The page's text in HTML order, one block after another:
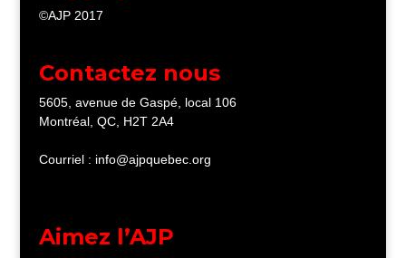
©AJP 2017
Contactez nous
5605, avenue de Gaspé, local 106
Montréal, QC, H2T 2A4
Courriel : info@ajpquebec.org
Aimez l’AJP